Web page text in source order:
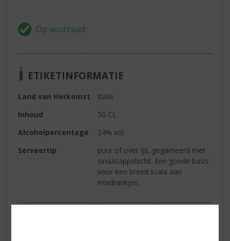
ETIKETINFORMATIE
Land van Herkomst
Italië
Inhoud
50 CL
Alcoholpercentage
24% vol
Serveertip
puur of over ijs, gegarneerd met
sinaasappelschil. Een goede basis
voor een breed scala aan
mixdrankjes.